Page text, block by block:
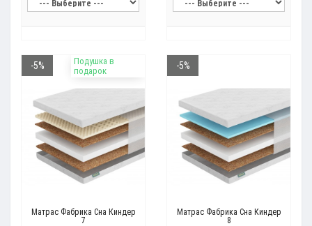
Подушка в
подарок
-5%
Матрас Фабрика Сна Киндер
7
-5%
Матрас Фабрика Сна Киндер
8